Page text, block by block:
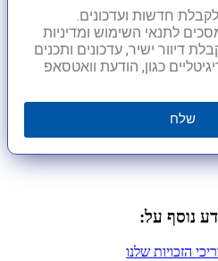
חדשות ועדכונים.
לתנאי השימוש ומדיניות
דיוור ישיר, עדכונים ותכנים
כגון, הודעת וואטסאפ
שלח
נוסף על:
הזכויות שלנו